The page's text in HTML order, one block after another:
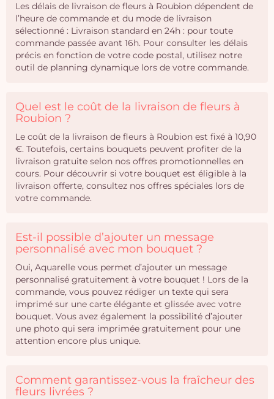
Les délais de livraison de fleurs à Roubion dépendent de
l’heure de commande et du mode de livraison
sélectionné : Livraison standard en 24h : pour toute
commande passée avant 16h. Pour consulter les délais
précis en fonction de votre code postal, utilisez notre
outil de planning dynamique lors de votre commande.
Quel est le coût de la livraison de fleurs à
Roubion ?
Le coût de la livraison de fleurs à Roubion est fixé à 10,90
€. Toutefois, certains bouquets peuvent profiter de la
livraison gratuite selon nos offres promotionnelles en
cours. Pour découvrir si votre bouquet est éligible à la
livraison offerte, consultez nos offres spéciales lors de
votre commande.
Est-il possible d’ajouter un message
personnalisé avec mon bouquet ?
Oui, Aquarelle vous permet d’ajouter un message
personnalisé gratuitement à votre bouquet ! Lors de la
commande, vous pouvez rédiger un texte qui sera
imprimé sur une carte élégante et glissée avec votre
bouquet. Vous avez également la possibilité d’ajouter
une photo qui sera imprimée gratuitement pour une
attention encore plus unique.
Comment garantissez-vous la fraîcheur des
fleurs livrées ?